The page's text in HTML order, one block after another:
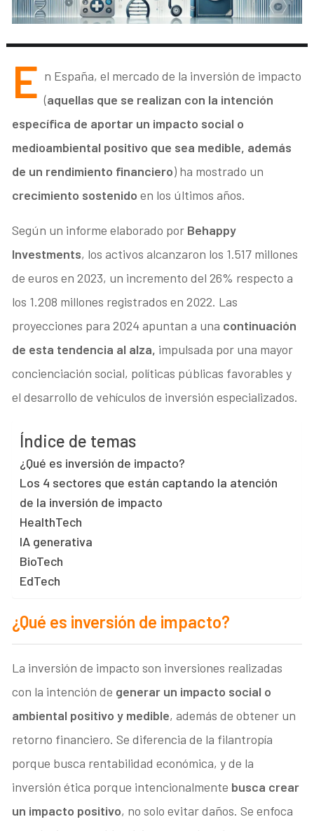
E n España, el mercado de la inversión de impacto
(aquellas que se realizan con la intención
específica de aportar un impacto social o
medioambiental positivo que sea medible, además
de un rendimiento financiero) ha mostrado un
crecimiento sostenido en los últimos años.
Según un informe elaborado por Behappy
Investments, los activos alcanzaron los 1.517 millones
de euros en 2023, un incremento del 26% respecto a
los 1.208 millones registrados en 2022. Las
proyecciones para 2024 apuntan a una continuación
de esta tendencia al alza, impulsada por una mayor
concienciación social, políticas públicas favorables y
el desarrollo de vehículos de inversión especializados.
Índice de temas
¿Qué es inversión de impacto?
Los 4 sectores que están captando la atención
de la inversión de impacto
HealthTech
IA generativa
BioTech
EdTech
¿Qué es inversión de impacto?
La inversión de impacto son inversiones realizadas
con la intención de generar un impacto social o
ambiental positivo y medible, además de obtener un
retorno financiero. Se diferencia de la filantropía
porque busca rentabilidad económica, y de la
inversión ética porque intencionalmente busca crear
un impacto positivo, no solo evitar daños. Se enfoca